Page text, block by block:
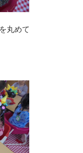
丸めて